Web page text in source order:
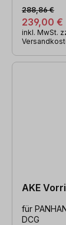
239,00 €
288,86 €
inkl. MwSt.
AKE
für
DCG